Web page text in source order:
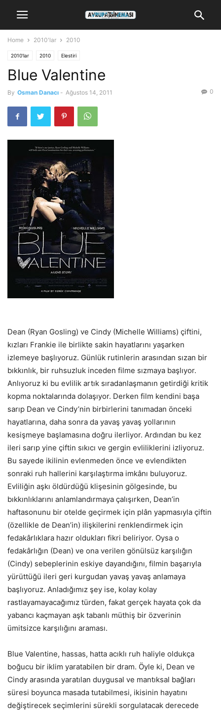
Home 2010'lar 2010
2010'lar 2010 Elestiri
Blue Valentine
By Osman Danacı - Ağustos 14, 2011 0
Dean (Ryan Gosling) ve Cindy (Michelle Williams) çiftini,
kızları Frankie ile birlikte sakin hayatlarını yaşarken
izlemeye başlıyoruz. Günlük rutinlerin arasından sızan bir
bıkkınlık, bir ruhsuzluk inceden filme sızmaya başlıyor.
Anlıyoruz ki bu evlilik artık sıradanlaşmanın getirdiği kritik
kopma noktalarında dolaşıyor. Derken film kendini başa
sarıp Dean ve Cindy’nin birbirlerini tanımadan önceki
hayatlarına, daha sonra da yavaş yavaş yollarının
kesişmeye başlamasına doğru ilerliyor. Ardından bu kez
ileri sarıp yine çiftin sıkıcı ve gergin evliliklerini izliyoruz.
Bu sayede ikilinin evlenmeden önce ve evlendikten
sonraki ruh hallerini karşılaştırma imkânı buluyoruz.
Evliliğin aşkı öldürdüğü klişesinin gölgesinde, bu
bıkkınlıklarını anlamlandırmaya çalışırken, Dean’in
haftasonunu bir otelde geçirmek için plân yapmasıyla çiftin
(özellikle de Dean’in) ilişkilerini renklendirmek için
fedakârlıklara hazır oldukları fikri beliriyor. Oysa o
fedakârlığın (Dean) ve ona verilen gönülsüz karşılığın
(Cindy) sebeplerinin eskiye dayandığını, filmin başarıyla
yürüttüğü ileri geri kurgudan yavaş yavaş anlamaya
başlıyoruz. Anladığımız şey ise, kolay kolay
rastlayamayacağımız türden, fakat gerçek hayata çok da
yabancı kaçmayan aşk tabanlı müthiş bir özverinin
ümitsizce karşılığını araması.
Blue Valentine, hassas, hatta acıklı ruh haliyle oldukça
boğucu bir iklim yaratabilen bir dram. Öyle ki, Dean ve
Cindy arasında yaratılan duygusal ve mantıksal bağları
süresi boyunca masada tutabilmesi, ikisinin hayatını
değiştirecek seçimlerini sürekli sorgulatacak derecede